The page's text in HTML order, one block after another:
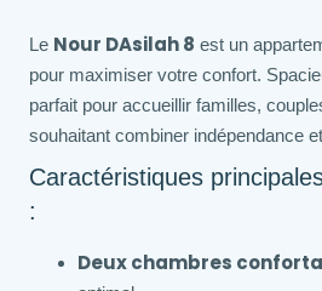
Le Nour DAsilah 8 est un
pour maximiser votre confort.
parfait pour accueillir familles,
souhaitant combiner indépendance
Caractéristiques
:
Deux chambres